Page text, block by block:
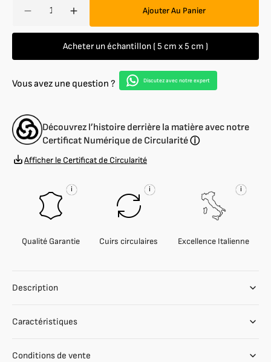
Réduire
quantité
d&#39;Agneau
1
mm
Augmenter
quantité
d&#39;Agneau
Lisse
mm
Ajouter Au Panier
Acheter un échantillon ( 5 cm x 5 cm )
Vous avez une question ? Discutez avec notre expert
Découvrez l’histoire derrière la matière avec notre
Certificat Numérique de Circularitéⓘ
Afficher le Certificat de Circularité
i
Qualité Garantie
i
Cuirs circulaires
i
Excellence Italienne
Description
Caractéristiques
Conditions de vente